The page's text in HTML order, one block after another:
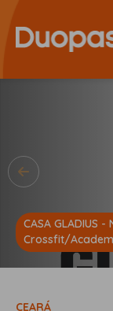
CASA GLADIUS
Crossfit/
CEARÁ